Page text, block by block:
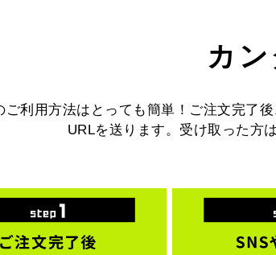
カ
ご利用方法はとっても簡単！ご注文完了
URLを送ります。受け取った方